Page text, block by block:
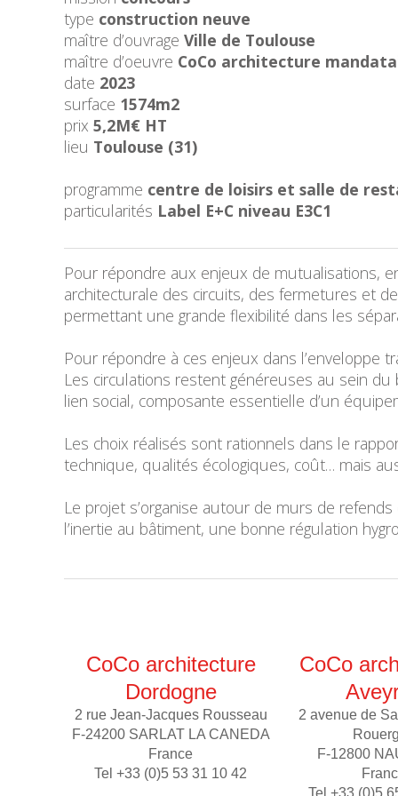
type construction neuve
maître d’ouvrage Ville de Toulouse
maître d’oeuvre CoCo architecture
date 2023
surface 1574m2
prix 5,2M€ HT
lieu Toulouse (31)
programme centre de loisirs et salle de
particularités Label E+C niveau E3C1
Pour répondre aux enjeux de mutualisations,
architecturale des circuits, des fermetures et
permettant une grande flexibilité dans les
Pour répondre à ces enjeux dans l’enveloppe
Les circulations restent généreuses au sein
lien social, composante essentielle d’un
Les choix réalisés sont rationnels dans le
technique, qualités écologiques, coût… mais
Le projet s’organise autour de murs de
l’inertie au bâtiment, une bonne régulation
CoCo architecture
Dordogne
2 rue Jean-Jacques Rousseau
F-24200 SARLAT LA CANEDA
France
Tel +33 (0)5 53 31 10 42
CoCo
2 avenue de
F-12800
Tel +33 (0)5